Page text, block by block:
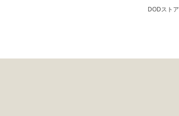
DODストア